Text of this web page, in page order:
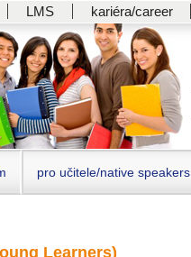
LMS kariéra/career
pro učitele/native speakers
Learners)